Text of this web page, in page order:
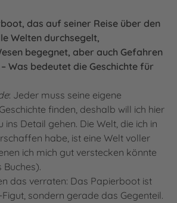
das auf seiner Reise über den
Welten durchsegelt,
begegnet, aber auch Gefahren
Was bedeutet die Geschichte für
: Jeder muss seine eigene
finden, deshalb will ich hier
Detail gehen. Die Welt, die ich in
habe, ist eine Welt voller
ich mich gut verstecken könnte
Buches).
das verraten: Das Papierboot ist
Figut, sondern gerade das Gegenteil.